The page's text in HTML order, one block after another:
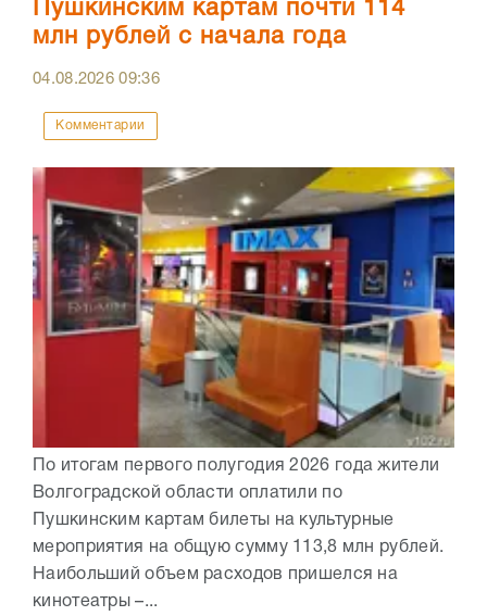
Пушкинским картам почти 114
млн рублей с начала года
04.08.202609:36
Комментарии
По итогам первого полугодия 2026 года жители
Волгоградской области оплатили по
Пушкинским картам билеты на культурные
мероприятия на общую сумму 113,8 млн рублей.
Наибольший объем расходов пришелся на
кинотеатры –...